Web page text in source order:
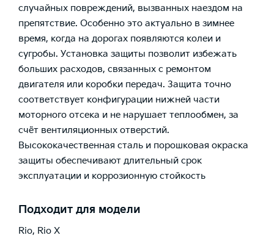
случайных повреждений, вызванных наездом на
препятствие. Особенно это актуально в зимнее
время, когда на дорогах появляются колеи и
сугробы. Установка защиты позволит избежать
больших расходов, связанных с ремонтом
двигателя или коробки передач. Защита точно
соответствует конфигурации нижней части
моторного отсека и не нарушает теплообмен, за
счёт вентиляционных отверстий.
Высококачественная сталь и порошковая окраска
защиты обеспечивают длительный срок
эксплуатации и коррозионную стойкость
Подходит для модели
Rio, Rio X